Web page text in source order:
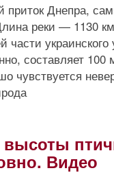
Днепра,
реки — 1130
части украинского
составляет
чувствуется
высоты
Видео